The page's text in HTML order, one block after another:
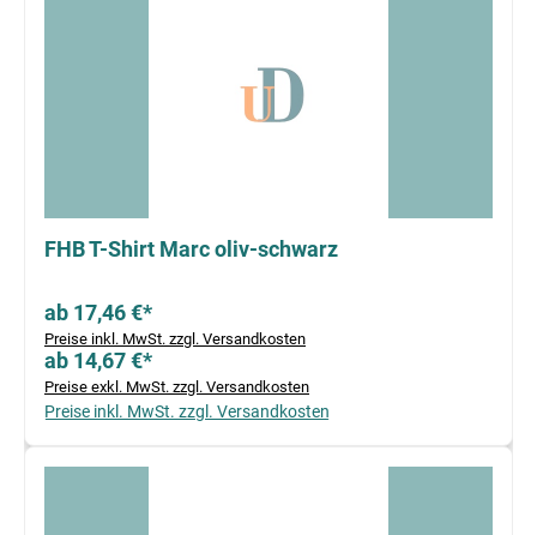
FHB T-Shirt Marc oliv-schwarz
ab 17,46 €*
Preise inkl. MwSt. zzgl. Versandkosten
ab 14,67 €*
Preise exkl. MwSt. zzgl. Versandkosten
Preise inkl. MwSt. zzgl. Versandkosten